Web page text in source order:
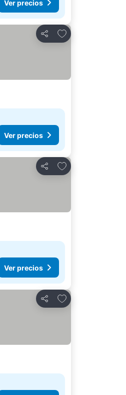
Ver precios
Compartir
Agregar a favoritos
Ver precios
Compartir
Agregar a favoritos
Ver precios
Compartir
Agregar a favoritos